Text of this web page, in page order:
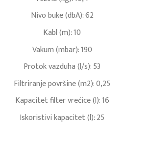
Nivo buke (dbA): 62
Kabl (m): 10
Vakum (mbar): 190
Protok vazduha (l/s): 53
Filtriranje površine (m2): 0,25
Kapacitet filter vrećice (l): 16
Iskoristivi kapacitet (l): 25